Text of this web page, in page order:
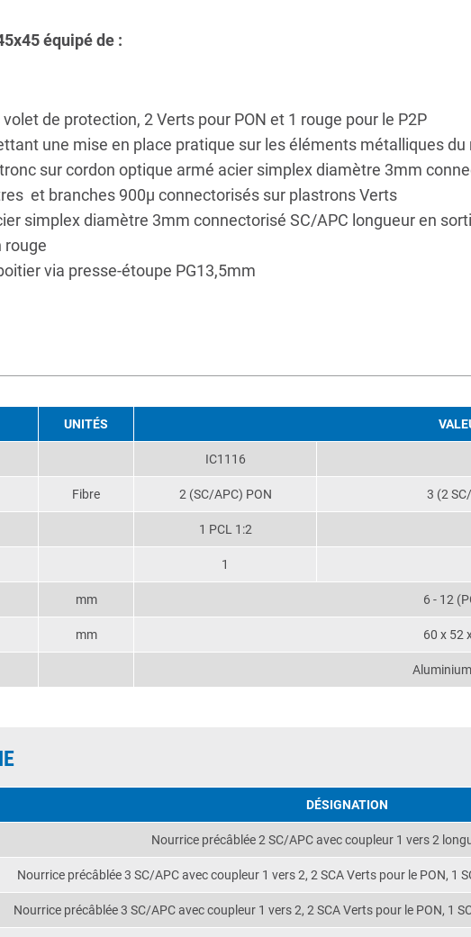
équipé de :
de protection, 2 Verts pour PON et 1 rouge pour le P2P
une mise en place pratique sur les éléments métalliques du
sur cordon optique armé acier simplex diamètre 3mm
et branches 900µ connectorisés sur plastrons Verts
simplex diamètre 3mm connectorisé SC/APC longueur en
rouge
via presse-étoupe PG13,5mm
UNITÉS
IC1116
Fibre 2 (SC/APC) PON 3 (2
1 PCL 1:2
1
mm 6 - 12
mm 60 x 52
DÉSIGNATION
Nourrice précâblée 2 SC/APC avec coupleur 1 vers 2
Nourrice précâblée 3 SC/APC avec coupleur 1 vers 2, 2 SCA Verts pour le PON, 1
Nourrice précâblée 3 SC/APC avec coupleur 1 vers 2, 2 SCA Verts pour le PON, 1